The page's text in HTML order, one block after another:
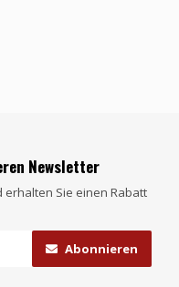
Newsletter
Sie einen Rabatt
Abonnieren